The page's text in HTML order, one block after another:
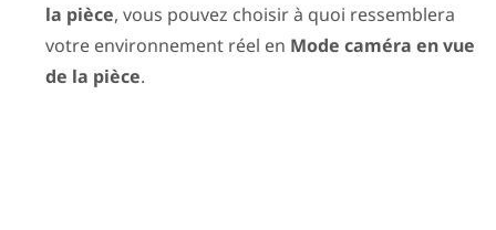
la pièce, vous pouvez choisir à quoi ressemblera
votre environnement réel en Mode caméra en vue
de la pièce.